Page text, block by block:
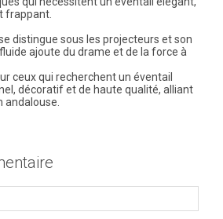
frappant.
distingue sous les projecteurs et son
ajoute du drame et de la force à
ceux qui recherchent un éventail
décoratif et de haute qualité, alliant